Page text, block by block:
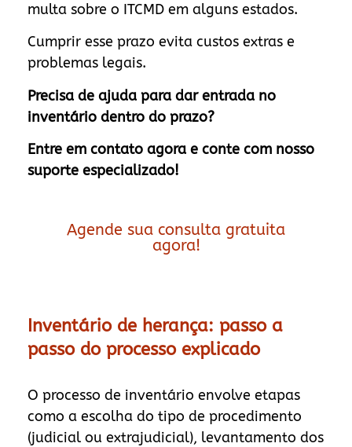
multa sobre o ITCMD em alguns estados.
Cumprir esse prazo evita custos extras e
problemas legais.
Precisa de ajuda para dar entrada no
inventário dentro do prazo?
Entre em contato agora e conte com nosso
suporte especializado!
Agende sua consulta gratuita
agora!
Inventário de herança: passo a
passo do processo explicado
O processo de inventário envolve etapas
como a escolha do tipo de procedimento
(judicial ou extrajudicial), levantamento dos